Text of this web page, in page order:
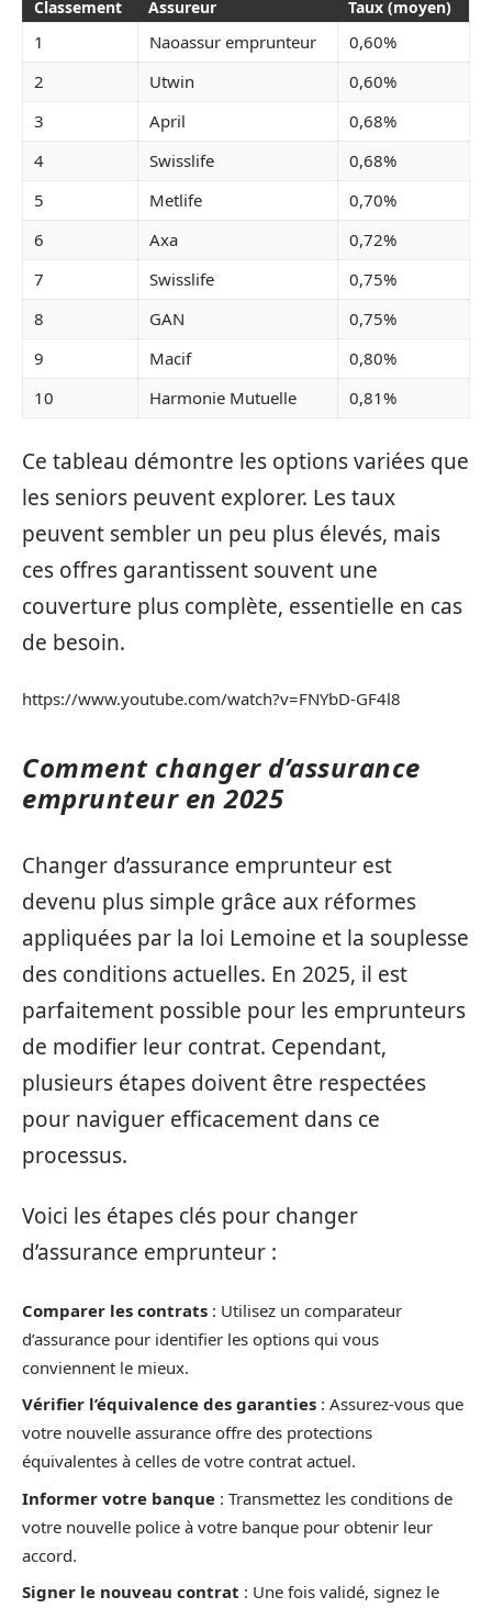
Classement Assureur Taux (moyen)
1 Naoassur emprunteur
0,60%
2
Utwin
0,60%
3
April
0,68%
4
Swisslife
0,68%
5
Metlife
0,70%
6
Axa
0,72%
7
Swisslife
0,75%
8
GAN
0,75%
9
Macif
0,80%
10
Harmonie Mutuelle 0,81%
Ce tableau démontre les options variées que
les seniors peuvent explorer. Les taux
peuvent sembler un peu plus élevés, mais
ces offres garantissent souvent une
couverture plus complète, essentielle en cas
de besoin.
https://www.youtube.com/watch?v=FNYbD-GF4l8
Comment changer d’assurance
emprunteur en 2025
Changer d’assurance emprunteur est
devenu plus simple grâce aux réformes
appliquées par la loi Lemoine et la souplesse
des conditions actuelles. En 2025, il est
parfaitement possible pour les emprunteurs
de modifier leur contrat. Cependant,
plusieurs étapes doivent être respectées
pour naviguer efficacement dans ce
processus.
Voici les étapes clés pour changer
d’assurance emprunteur :
Comparer les contrats : Utilisez un comparateur
d’assurance pour identifier les options qui vous
conviennent le mieux.
Vérifier l’équivalence des garanties : Assurez-vous que
votre nouvelle assurance offre des protections
équivalentes à celles de votre contrat actuel.
Informer votre banque : Transmettez les conditions de
votre nouvelle police à votre banque pour obtenir leur
accord.
Signer le nouveau contrat : Une fois validé, signez le